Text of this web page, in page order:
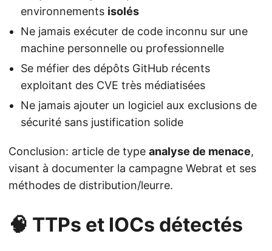
environnements isolés
Ne jamais exécuter de code inconnu sur une
machine personnelle ou professionnelle
Se méfier des dépôts GitHub récents
exploitant des CVE très médiatisées
Ne jamais ajouter un logiciel aux exclusions de
sécurité sans justification solide
Conclusion: article de type analyse de menace,
visant à documenter la campagne Webrat et ses
méthodes de distribution/leurre.
🧠 TTPs et IOCs détectés